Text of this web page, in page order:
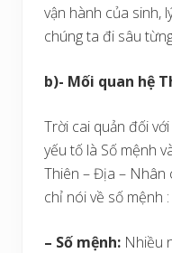
vận hành của sinh,
chúng ta đi sâu
b)- Mối quan hệ
Trời cai quản đối
yếu tố là Số mệnh
Thiên – Địa – Nhân
chỉ nói về số mệnh :
– Số mệnh: Nhiều